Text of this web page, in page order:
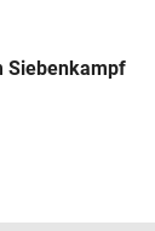
Siebenkampf